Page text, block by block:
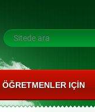
ÖĞRETMENLER IÇIN